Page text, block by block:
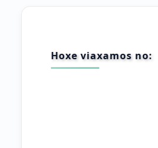
Hoxe viaxamos no: